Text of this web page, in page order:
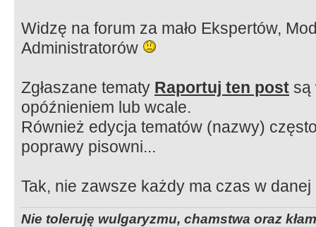
Widzę na forum za mało Ekspertów,
Administratorów
Zgłaszane tematy Raportuj ten post są
opóźnieniem lub wcale.
Również edycja tematów (nazwy)
poprawy pisowni...
Tak, nie zawsze każdy ma czas w
Nie toleruję wulgaryzmu, chamstwa oraz